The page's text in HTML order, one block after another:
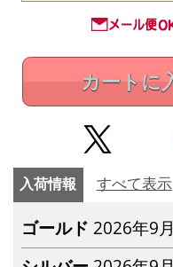
カートに
入荷情報 すべて表示
ゴールド 2026年9